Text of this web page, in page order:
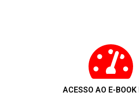
ACESSO AO E-BOOK